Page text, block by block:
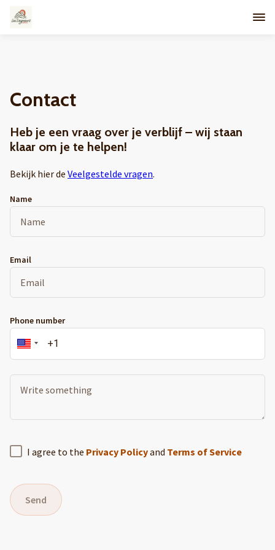
Contact
Heb je een vraag over je verblijf – wij staan
klaar om je te helpen!
Bekijk hier de Veelgestelde vragen.
Name
Email
Phone number
I agree to the Privacy Policyand Terms of Service
Send